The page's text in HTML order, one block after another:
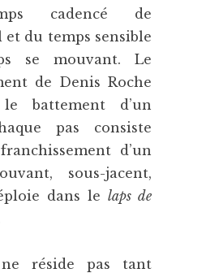
cadencé de
et du temps sensible
se mouvant. Le
de Denis Roche
battement d’un
pas consiste
d’un
sous-jacent,
dans lelaps de
ne réside pas tant